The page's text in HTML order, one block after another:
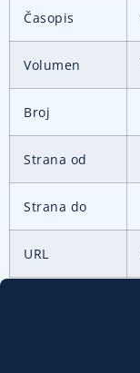
Časopis
Volumen
Broj
Strana od
Strana do
URL